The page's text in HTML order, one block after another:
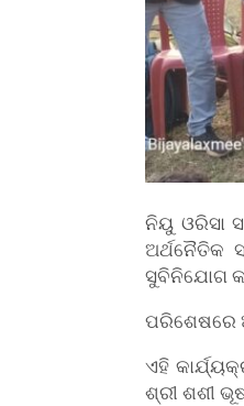
ନିୟୁ ଓରିସା
ଅର୍ଥନୈତିକ
ସୁବିନିଯୋଗ
ପରିଶେଷରେ
ଏହି
ଶ୍ରୀ ଶଶୀ